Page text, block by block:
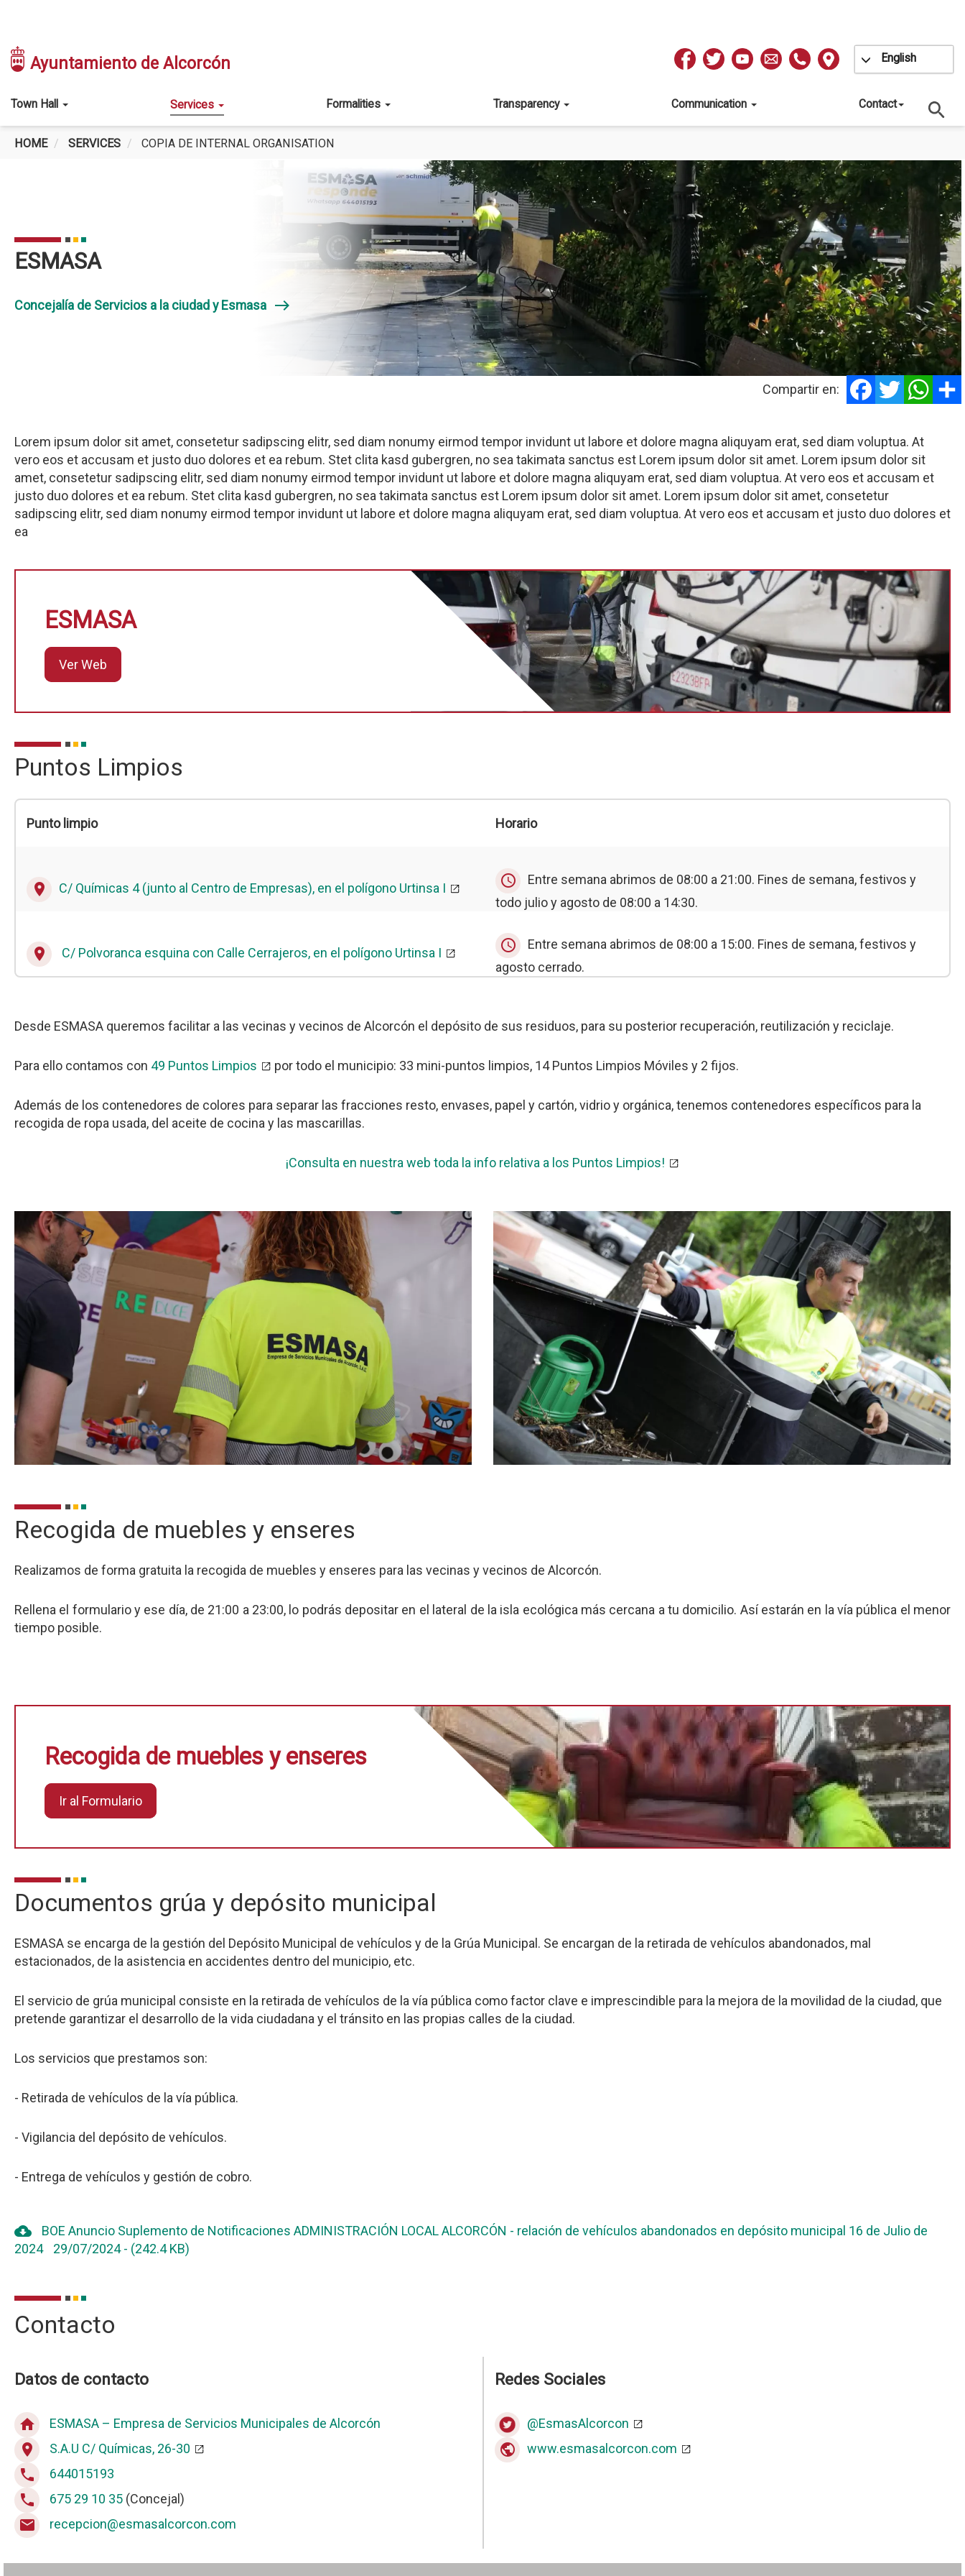
to
main
Ayuntamiento de Alcorcón
Redes
Sociales
English
Toggle
Main
navigation
Town Hall Services Formalities Transparency Communication Contact
HOME SERVICES COPIA DE INTERNAL ORGANISATION
ESMASA
Concejalía de Servicios a la ciudad y Esmasa east
Compartir en:
Facebook
Twitter
Description
Lorem ipsum dolor sit amet, consetetur sadipscing elitr, sed diam nonumy eirmod tempor invidunt ut labore et dolore magna aliquyam erat, sed diam voluptua. At
vero eos et accusam et justo duo dolores et ea rebum. Stet clita kasd gubergren, no sea takimata sanctus est Lorem ipsum dolor sit amet. Lorem ipsum dolor sit
amet, consetetur sadipscing elitr, sed diam nonumy eirmod tempor invidunt ut labore et dolore magna aliquyam erat, sed diam voluptua. At vero eos et accusam et
justo duo dolores et ea rebum. Stet clita kasd gubergren, no sea takimata sanctus est Lorem ipsum dolor sit amet. Lorem ipsum dolor sit amet, consetetur
sadipscing elitr, sed diam nonumy eirmod tempor invidunt ut labore et dolore magna aliquyam erat, sed diam voluptua. At vero eos et accusam et justo duo dolores et
ea
ESMASA
Ver Web
Puntos Limpios
Punto limpio Horario
place C/ Químicas 4 (junto al Centro de Empresas), en el polígono Urtinsa I query_builder
Entre semana abrimos de 08:00 a 21:00. Fines de semana, festivos y
todo julio y agosto de 08:00 a 14:30.
place C/ Polvoranca esquina con Calle Cerrajeros, en el polígono Urtinsa I query_builder
Entre semana abrimos de 08:00 a 15:00. Fines de semana, festivos y
agosto cerrado.
Desde ESMASA queremos facilitar a las vecinas y vecinos de Alcorcón el depósito de sus residuos, para su posterior recuperación, reutilización y reciclaje.
Para ello contamos con 49 Puntos Limpios por todo el municipio: 33 mini-puntos limpios, 14 Puntos Limpios Móviles y 2 fijos.
Además de los contenedores de colores para separar las fracciones resto, envases, papel y cartón, vidrio y orgánica, tenemos contenedores específicos para la
recogida de ropa usada, del aceite de cocina y las mascarillas.
¡Consulta en nuestra web toda la info relativa a los Puntos Limpios!
Recogida de muebles y enseres
Realizamos de forma gratuita la recogida de muebles y enseres para las vecinas y vecinos de Alcorcón.
Rellena el formulario y ese día, de 21:00 a 23:00, lo podrás depositar en el lateral de la isla ecológica más cercana a tu domicilio. Así estarán en la vía pública el menor
tiempo posible.
Recogida de muebles y enseres
Ir al Formulario
Documentos grúa y depósito municipal
ESMASA se encarga de la gestión del Depósito Municipal de vehículos y de la Grúa Municipal. Se encargan de la retirada de vehículos abandonados, mal
estacionados, de la asistencia en accidentes dentro del municipio, etc.
El servicio de grúa municipal consiste en la retirada de vehículos de la vía pública como factor clave e imprescindible para la mejora de la movilidad de la ciudad, que
pretende garantizar el desarrollo de la vida ciudadana y el tránsito en las propias calles de la ciudad.
Los servicios que prestamos son:
- Retirada de vehículos de la vía pública.
- Vigilancia del depósito de vehículos.
- Entrega de vehículos y gestión de cobro.
cloud_download
BOE Anuncio Suplemento de Notificaciones ADMINISTRACIÓN LOCAL ALCORCÓN - relación de vehículos abandonados en depósito municipal 16 de Julio de
2024
29/07/2024- (242.4 KB)
Contacto
Datos de contacto
home ESMASA – Empresa de Servicios Municipales de Alcorcón
place S.A.U C/ Químicas, 26-30
phone 644015193
phone 675 29 10 35 (Concejal)
email recepcion@esmasalcorcon.com
Redes Sociales
@EsmasAlcorcon
public www.esmasalcorcon.com